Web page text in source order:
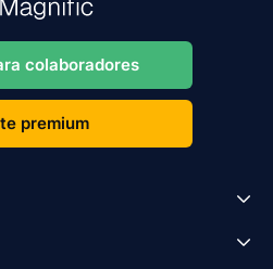
colaboradores
premium